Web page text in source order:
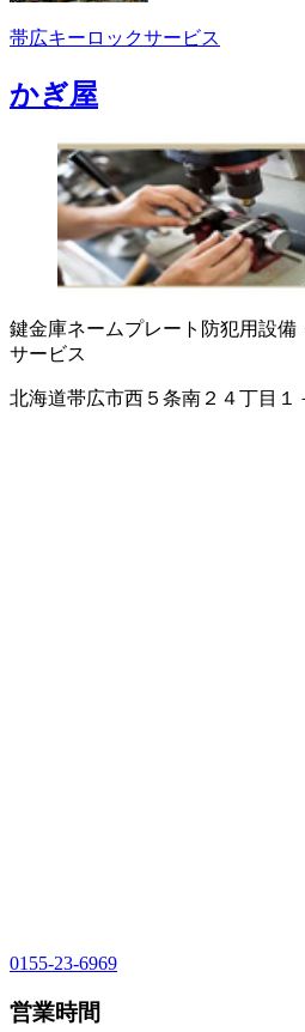
帯広キーロックサービス
かぎ屋
鍵金庫ネームプレート 防犯用設備
サービス
北海道帯広市西５条南２４丁目１
0155-23-6969
営業時間